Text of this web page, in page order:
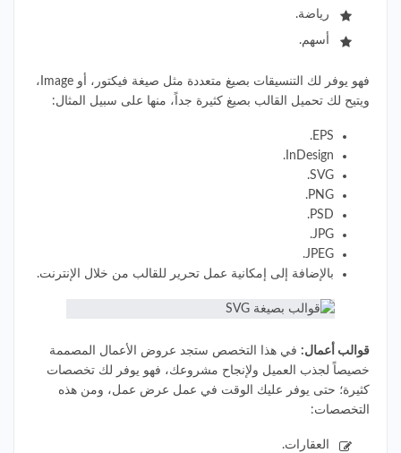
رياضة.
أسهم.
فهو يوفر لك التنسيقات بصيغ متعددة مثل صيغة فيكتور، أو Image،
ويتيح لك تحميل القالب بصيغ كثيرة جداً، منها على سبيل المثال:
EPS.
InDesign.
SVG.
PNG.
PSD.
JPG.
JPEG.
بالإضافة إلى إمكانية عمل تحرير للقالب من خلال الإنترنت.
قوالب أعمال: في هذا التخصص ستجد عروض الأعمال المصممة
خصيصاً لجذب العميل ولإنجاح مشروعك، فهو يوفر لك تخصصات
كثيرة؛ حتى يوفر عليك الوقت في عمل عرض عمل، ومن هذه
التخصصات:
العقارات.